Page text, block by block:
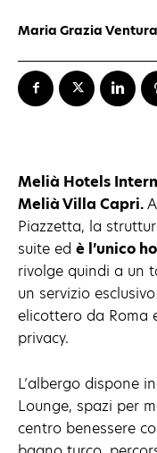
Maria Grazia Ventura
Melià Hotels
Melià Villa Capri.
Piazzetta, la
suite ed è l’unico
rivolge quindi a un
un servizio
elicottero da Roma
privacy.
L’albergo dispone
Lounge, spazi per
centro benessere